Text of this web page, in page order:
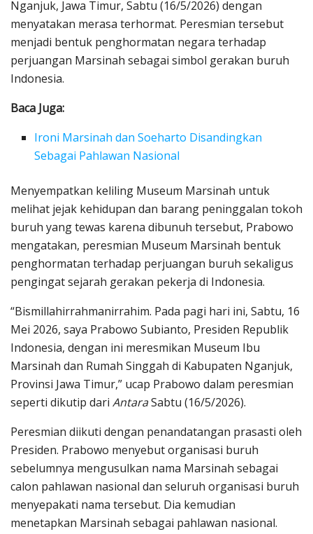
Nganjuk, Jawa Timur, Sabtu (16/5/2026) dengan
menyatakan merasa terhormat. Peresmian tersebut
menjadi bentuk penghormatan negara terhadap
perjuangan Marsinah sebagai simbol gerakan buruh
Indonesia.
Baca Juga:
Ironi Marsinah dan Soeharto Disandingkan
Sebagai Pahlawan Nasional
Menyempatkan keliling Museum Marsinah untuk
melihat jejak kehidupan dan barang peninggalan tokoh
buruh yang tewas karena dibunuh tersebut, Prabowo
mengatakan, peresmian Museum Marsinah bentuk
penghormatan terhadap perjuangan buruh sekaligus
pengingat sejarah gerakan pekerja di Indonesia.
“Bismillahirrahmanirrahim. Pada pagi hari ini, Sabtu, 16
Mei 2026, saya Prabowo Subianto, Presiden Republik
Indonesia, dengan ini meresmikan Museum Ibu
Marsinah dan Rumah Singgah di Kabupaten Nganjuk,
Provinsi Jawa Timur,” ucap Prabowo dalam peresmian
seperti dikutip dari AntaraSabtu (16/5/2026).
Peresmian diikuti dengan penandatangan prasasti oleh
Presiden. Prabowo menyebut organisasi buruh
sebelumnya mengusulkan nama Marsinah sebagai
calon pahlawan nasional dan seluruh organisasi buruh
menyepakati nama tersebut. Dia kemudian
menetapkan Marsinah sebagai pahlawan nasional.